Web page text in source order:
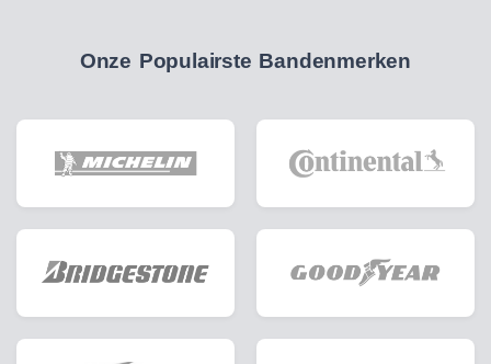
Onze Populairste Bandenmerken